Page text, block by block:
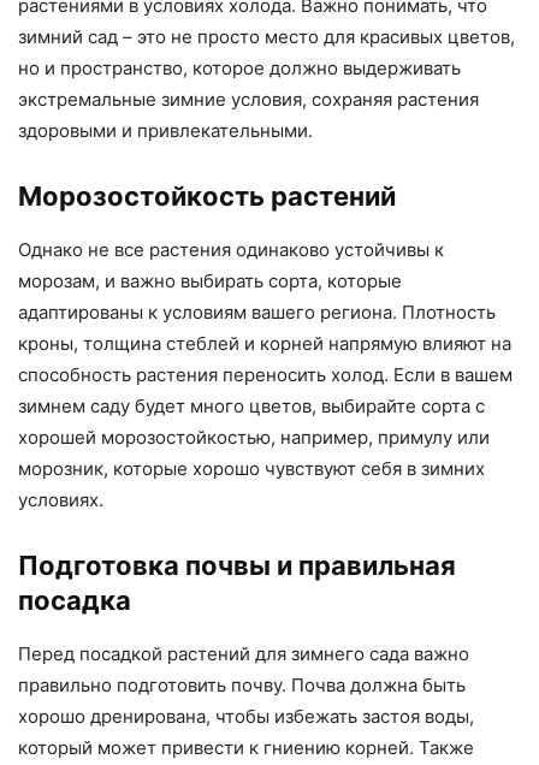
растениями в условиях холода. Важно понимать, что
зимний сад – это не просто место для красивых цветов,
но и пространство, которое должно выдерживать
экстремальные зимние условия, сохраняя растения
здоровыми и привлекательными.
Морозостойкость растений
Однако не все растения одинаково устойчивы к
морозам, и важно выбирать сорта, которые
адаптированы к условиям вашего региона. Плотность
кроны, толщина стеблей и корней напрямую влияют на
способность растения переносить холод. Если в вашем
зимнем саду будет много цветов, выбирайте сорта с
хорошей морозостойкостью, например, примулу или
морозник, которые хорошо чувствуют себя в зимних
условиях.
Подготовка почвы и правильная
посадка
Перед посадкой растений для зимнего сада важно
правильно подготовить почву. Почва должна быть
хорошо дренирована, чтобы избежать застоя воды,
который может привести к гниению корней. Также